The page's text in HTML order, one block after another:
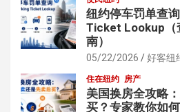
纽约停车罚单查
Ticket Lookup（
南）
05/22/2026 好客纽
住在纽约 房产
美国换房全攻略
买？专家教你如